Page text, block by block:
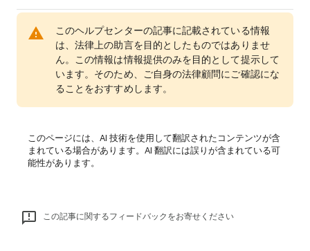
このヘルプセンターの記事に記載されている情報
は、法律上の助言を目的としたものではありませ
ん。この情報は情報提供のみを目的として提示して
います。そのため、ご自身の法律顧問にご確認にな
ることをおすすめします。
このページには、AI 技術を使用して翻訳されたコンテンツが含
まれている場合があります。AI 翻訳には誤りが含まれている可
能性があります。
この記事に関するフィードバックをお寄せください